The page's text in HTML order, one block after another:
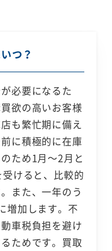
つ？
必要になるた
欲の高いお客様
も繁忙期に備え
に積極的に在庫
ため1月～2月と
けると、比較的
また、一年のう
増加します。不
車税負担を避け
ためです。買取